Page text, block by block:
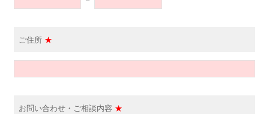
ご住所 ★
お問い合わせ・ご相談内容 ★